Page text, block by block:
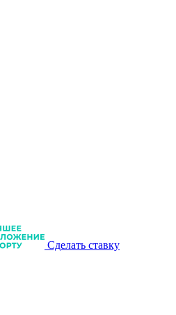
Сделать ставку